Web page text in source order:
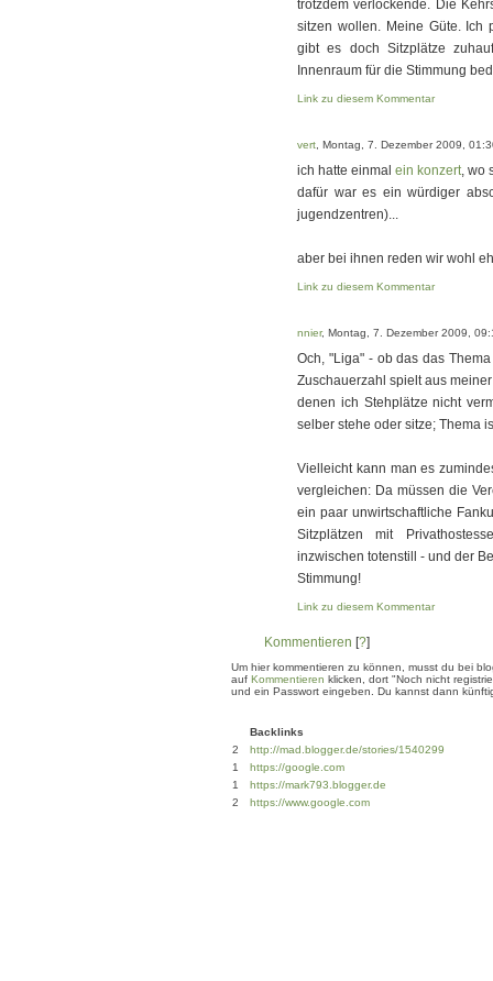
trotzdem verlockende. Die
sitzen wollen. Meine Güte. Ich
gibt es doch Sitzplätze
Innenraum für die Stimmung
Link zu diesem Kommentar
vert , Montag, 7. Dezember 2009,
ich hatte einmal ein konzert, wo
dafür war es ein würdiger
jugendzentren)...
aber bei ihnen reden wir wohl
Link zu diesem Kommentar
nnier, Montag, 7. Dezember 2009,
Och, "Liga" - ob das das
Zuschauerzahl spielt aus
denen ich Stehplätze nicht
selber stehe oder sitze; Thema
Vielleicht kann man es
vergleichen: Da müssen die
ein paar unwirtschaftliche
Sitzplätzen mit
inzwischen totenstill - und der
Stimmung!
Link zu diesem Kommentar
Kommentieren [?]
Um hier kommentieren zu können, musst du bei
auf Kommentieren klicken, dort "Noch nicht
und ein Passwort eingeben. Du kannst dann
Backlinks
2
http://mad.blogger.de/stories/1540299
1
https://google.com
1
https://mark793.blogger.de
2
https://www.google.com